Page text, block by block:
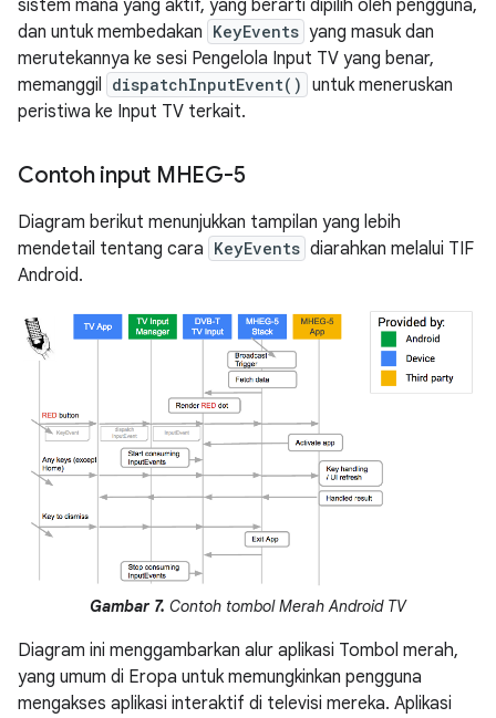
sistem mana yang aktif, yang berarti dipilih oleh pengguna,
dan untuk membedakan KeyEvents yang masuk dan
merutekannya ke sesi Pengelola Input TV yang benar,
memanggil
dispatchInputEvent() untuk meneruskan
peristiwa ke Input TV terkait.
Contoh input MHEG-5
Diagram berikut menunjukkan tampilan yang lebih
mendetail tentang cara KeyEvents diarahkan melalui TIF
Android.
Gambar 7. Contoh tombol Merah Android TV
Diagram ini menggambarkan alur aplikasi Tombol merah,
yang umum di Eropa untuk memungkinkan pengguna
mengakses aplikasi interaktif di televisi mereka. Aplikasi